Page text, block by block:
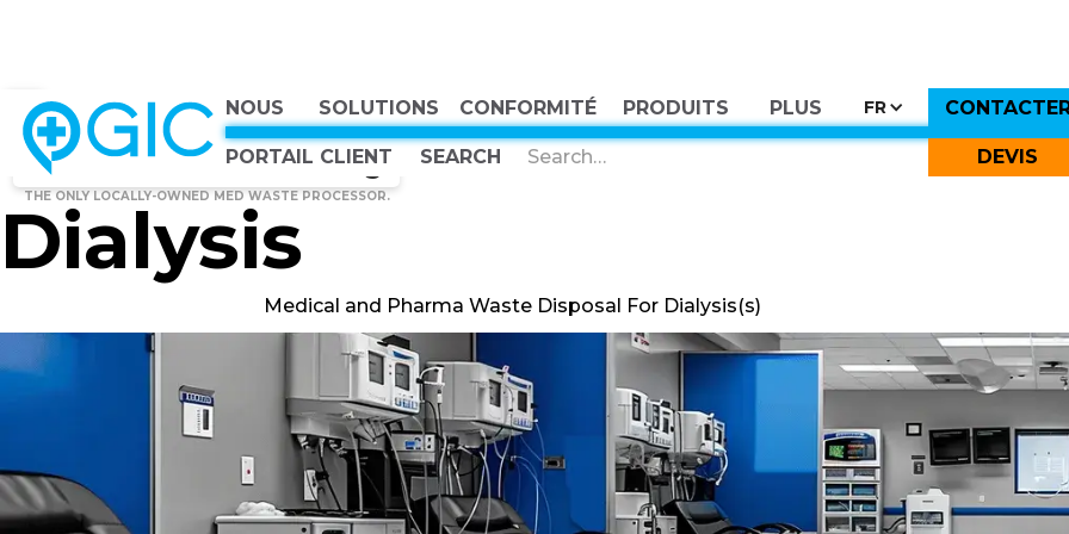
NOUS SOLUTIONS CONFORMITÉ PRODUITS PLUS FR
PORTAIL CLIENT DEVIS
Back to All Images
Dialysis
Medical and Pharma Waste Disposal For Dialysis(s)
CHOOSE COUNTRY, CHOOSE CANADA, CHOOSE THE BEST
Canadian Owned
Canadian Strong
THE ONLY LOCALLY-OWNED MED WASTE PROCESSOR.